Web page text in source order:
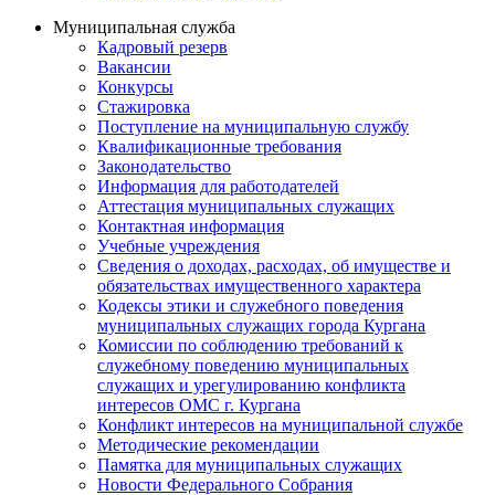
Муниципальная служба
Кадровый резерв
Вакансии
Конкурсы
Стажировка
Поступление на муниципальную службу
Квалификационные требования
Законодательство
Информация для работодателей
Аттестация муниципальных служащих
Контактная информация
Учебные учреждения
Сведения о доходах, расходах, об имуществе и
обязательствах имущественного характера
Кодексы этики и служебного поведения
муниципальных служащих города Кургана
Комиссии по соблюдению требований к
служебному поведению муниципальных
служащих и урегулированию конфликта
интересов ОМС г. Кургана
Конфликт интересов на муниципальной службе
Методические рекомендации
Памятка для муниципальных служащих
Новости Федерального Cобрания